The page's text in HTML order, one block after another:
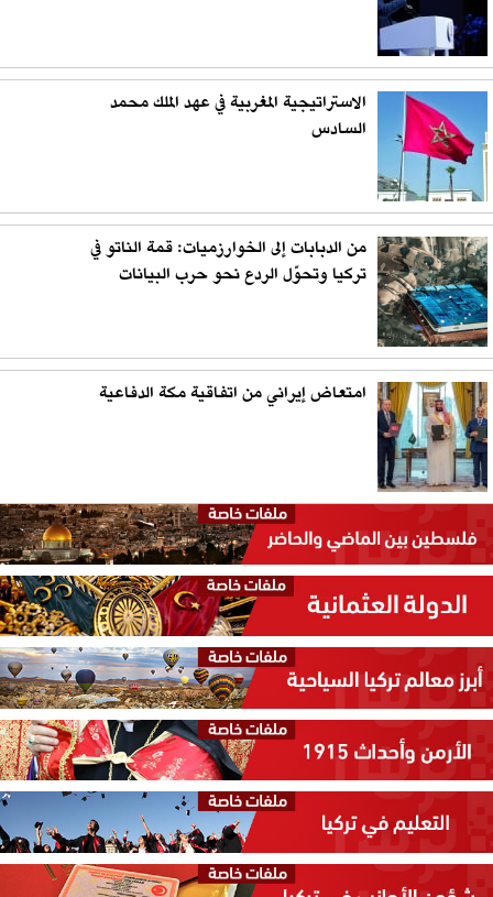
الاستراتيجية المغربية في عهد الملك محمد
السادس
من الدبابات إلى الخوارزميات: قمة الناتو في
تركيا وتحوّل الردع نحو حرب البيانات
امتعاض إيراني من اتفاقية مكة الدفاعية